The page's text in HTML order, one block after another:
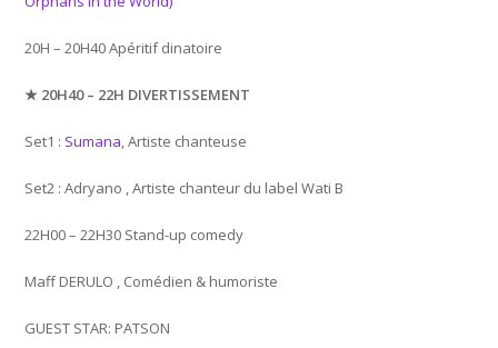
20H – 20H40 Apéritif dinatoire
★ 20H40 – 22H DIVERTISSEMENT
Set1 : Sumana, Artiste chanteuse
Set2 : Adryano , Artiste chanteur du label Wati B
22H00 – 22H30 Stand-up comedy
Maff DERULO , Comédien & humoriste
GUEST STAR: PATSON